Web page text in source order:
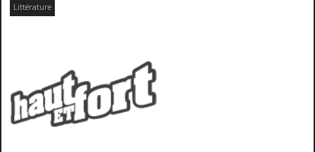
Littérature